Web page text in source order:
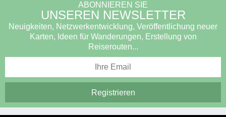
ABONNIEREN SIE
UNSEREN NEWSLETTER
Neuigkeiten, Netzwerkentwicklung, Veröffentlichung neuer
Karten, Ideen für Wanderungen, Erstellung von
Reiserouten...